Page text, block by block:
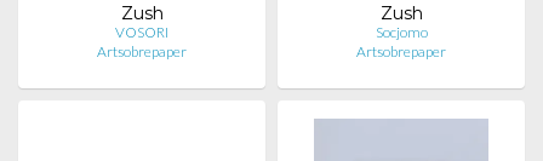
Zush
VOSORI
Artsobrepaper
Zush
Socjomo
Artsobrepaper